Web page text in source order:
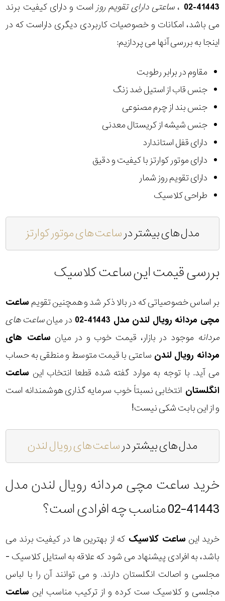
41443-02 ، ساعتی دارای تقویم روز است و دارای کیفیت برند
می باشد، امکانات و خصوصیات کاربردی دیگری داراست که در
اینجا به بررسی آنها می پردازیم:
مقاوم در برابر رطوبت
جنس قاب از استیل ضد زنگ
جنس بند از چرم مصنوعی
جنس شیشه از کریستال معدنی
دارای قفل استاندارد
دارای موتور کوارتز با کیفیت و دقیق
دارای تقویم روز شمار
طراحی کلاسیک
مدل های بیشتر درساعت های موتور کوارتز
بررسی قیمت این ساعت کلاسیک
بر اساس خصوصیاتی که در بالا ذکر شد و همچنین تقویم ساعت
مچی مردانه رویال لندن مدل 41443-02
در میانساعت های
مردانه موجود در بازار، قیمت خوب و در میان ساعت های
مردانه رویال لندن ساعتی با قیمت متوسط و منطقی به حساب
می آید. با توجه به موارد گفته شده قطعا انتخاب این ساعت
انگلستان انتخابی نسبتاً خوب سرمایه گذاری هوشمندانه است
و از این بابت شکی نیست!
مدل های بیشتر درساعت های رویال لندن
خرید ساعت مچی مردانه رویال لندن مدل
41443-02 مناسب چه افرادی است؟
خرید این ساعت کلاسیککه از بهترین ها در کیفیت برند می
باشد، به افرادی پیشنهاد می شود که علاقه به استایل کلاسیک -
مجلسی و اصالت انگلستان دارند. و می توانند آن را با لباس
مجلسی و کلاسیک ست کرده و از ترکیب مناسب این ساعت